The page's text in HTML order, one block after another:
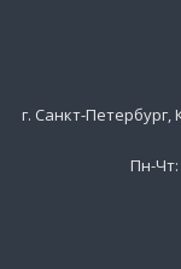
г. Санкт-Петербург,
Пн-Чт: